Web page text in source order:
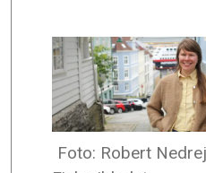
Foto: Robert